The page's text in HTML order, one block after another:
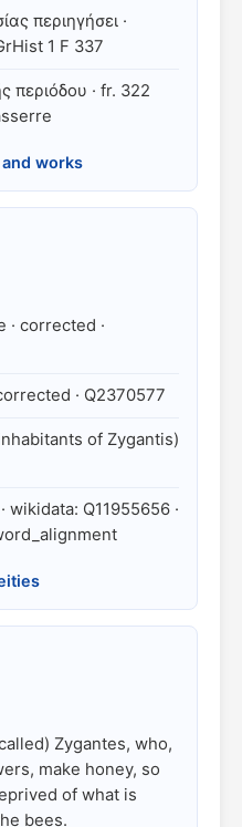
περιηγήσει ·
1 F 337
περιόδου · fr. 322
works
· corrected ·
· Q2370577
of Zygantis)
wikidata: Q11955656 ·
Zygantes, who,
make honey, so
of what is
bees.